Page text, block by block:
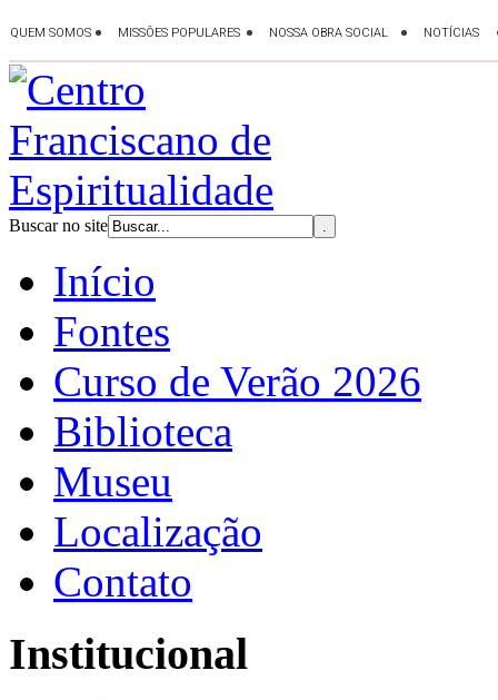
Buscar no site
Início
Fontes
Curso de Verão 2026
Biblioteca
Museu
Localização
Contato
Institucional